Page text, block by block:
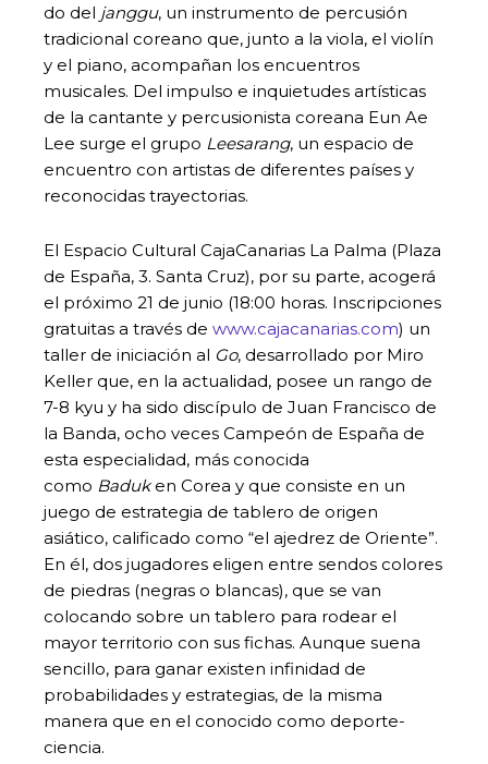
do del janggu, un instrumento de percusión
tradicional coreano que, junto a la viola, el violín
y el piano, acompañan los encuentros
musicales. Del impulso e inquietudes artísticas
de la cantante y percusionista coreana Eun Ae
Lee surge el grupo Leesarang, un espacio de
encuentro con artistas de diferentes países y
reconocidas trayectorias.
El Espacio Cultural CajaCanarias La Palma (Plaza
de España, 3. Santa Cruz), por su parte, acogerá
el próximo 21 de junio (18:00 horas. Inscripciones
gratuitas a través de www.cajacanarias.com) un
taller de iniciación al Go, desarrollado por Miro
Keller que, en la actualidad, posee un rango de
7-8 kyu y ha sido discípulo de Juan Francisco de
la Banda, ocho veces Campeón de España de
esta especialidad, más conocida
como Baduken Corea y que consiste en un
juego de estrategia de tablero de origen
asiático, calificado como “el ajedrez de Oriente”.
En él, dos jugadores eligen entre sendos colores
de piedras (negras o blancas), que se van
colocando sobre un tablero para rodear el
mayor territorio con sus fichas. Aunque suena
sencillo, para ganar existen infinidad de
probabilidades y estrategias, de la misma
manera que en el conocido como deporte-
ciencia.